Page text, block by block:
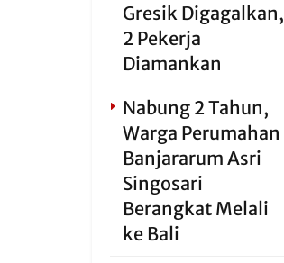
Gresik Digagalkan,
2 Pekerja
Diamankan
Nabung 2 Tahun,
Warga Perumahan
Banjararum Asri
Singosari
Berangkat Melali
ke Bali